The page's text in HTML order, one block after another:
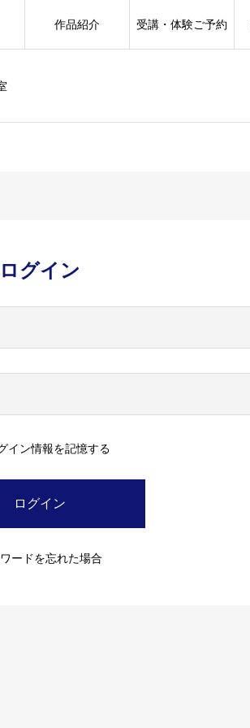
作品紹介 受講・体験ご予約
ログイン
イン情報を記憶する
ードを忘れた場合